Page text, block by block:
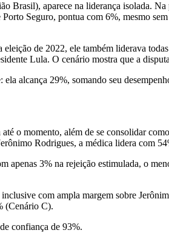
Brasil), aparece na liderança isolada.
Seguro, pontua com 6%, mesmo
de 2022, ele também liderava
Lula. O cenário mostra que a
alcança 29%, somando seu
o momento, além de se consolidar
Rodrigues, a médica lidera com
apenas 3% na rejeição estimulada, o
com ampla margem sobre
(Cenário C).
confiança de 93%.